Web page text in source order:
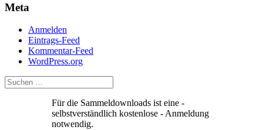
Meta
Anmelden
Eintrags-Feed
Kommentar-Feed
WordPress.org
Für die Sammeldownloads ist eine -
selbstverständlich kostenlose - Anmeldung
notwendig.